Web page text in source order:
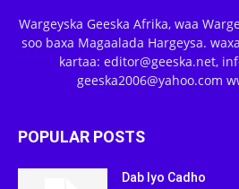
Wargeyska Geeska Afrika, waa
soo baxa Magaalada Hargeysa.
kartaa: editor@geeska.net,
geeska2006@yahoo.com
POPULAR POSTS
Dab Iyo Cadho